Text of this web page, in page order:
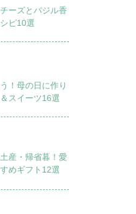
ーズとバジル香
ピ10選
！母の日に作り
スイーツ16選
産・帰省暮！愛
めギフト12選